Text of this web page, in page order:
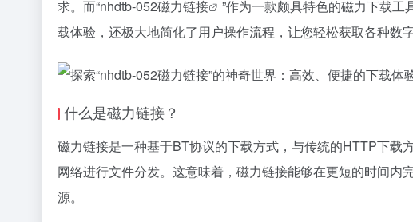
求。而“nhdtb-052磁力链接
”作为一款颇具特色的磁力下载
载体验，还极大地简化了用户操作流程，让您轻松获取各种数字
什么是磁力链接？
磁力链接是一种基于BT协议的下载方式，与传统的HTTP下
网络进行文件分发。这意味着，磁力链接能够在更短的时间
源。